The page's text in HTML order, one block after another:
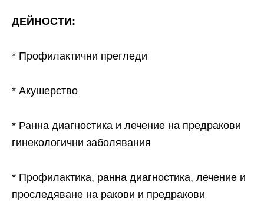
ДЕЙНОСТИ:
* Профилактични прегледи
* Акушерство
* Ранна диагностика и лечение на предракови
гинекологични заболявания
* Профилактика, ранна диагностика, лечение и
проследяване на ракови и предракови